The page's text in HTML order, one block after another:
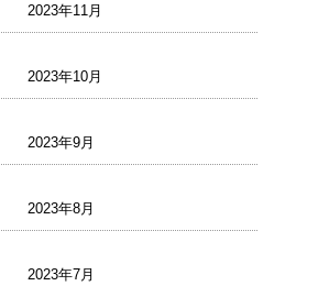
2023年11月
2023年10月
2023年9月
2023年8月
2023年7月